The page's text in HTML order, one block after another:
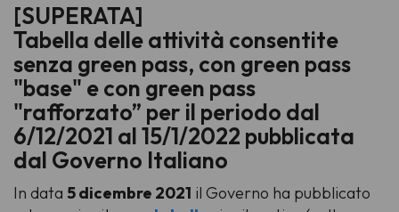
[SUPERATA]
Tabella delle attività consentite
senza green pass, con green pass
"base" e con green pass
"rafforzato” per il periodo dal
6/12/2021 al 15/1/2022 pubblicata
dal Governo Italiano
In data 5 dicembre 2021 il Governo ha pubblicato